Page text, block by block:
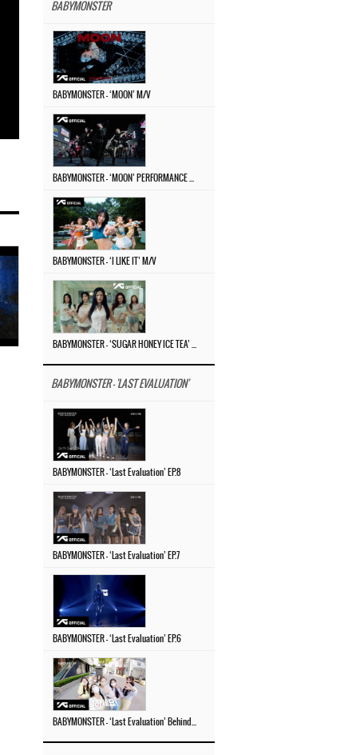
BABYMONSTER
BABYMONSTER – ‘MOON’ M/V
BABYMONSTER – ‘I LIKE IT’ M/V
BABYMONSTER - 'LAST EVALUATION'
BABYMONSTER – ‘Last Evaluation’ EP.8
BABYMONSTER – ‘Last Evaluation’ EP.7
BABYMONSTER – ‘Last Evaluation’ EP.6